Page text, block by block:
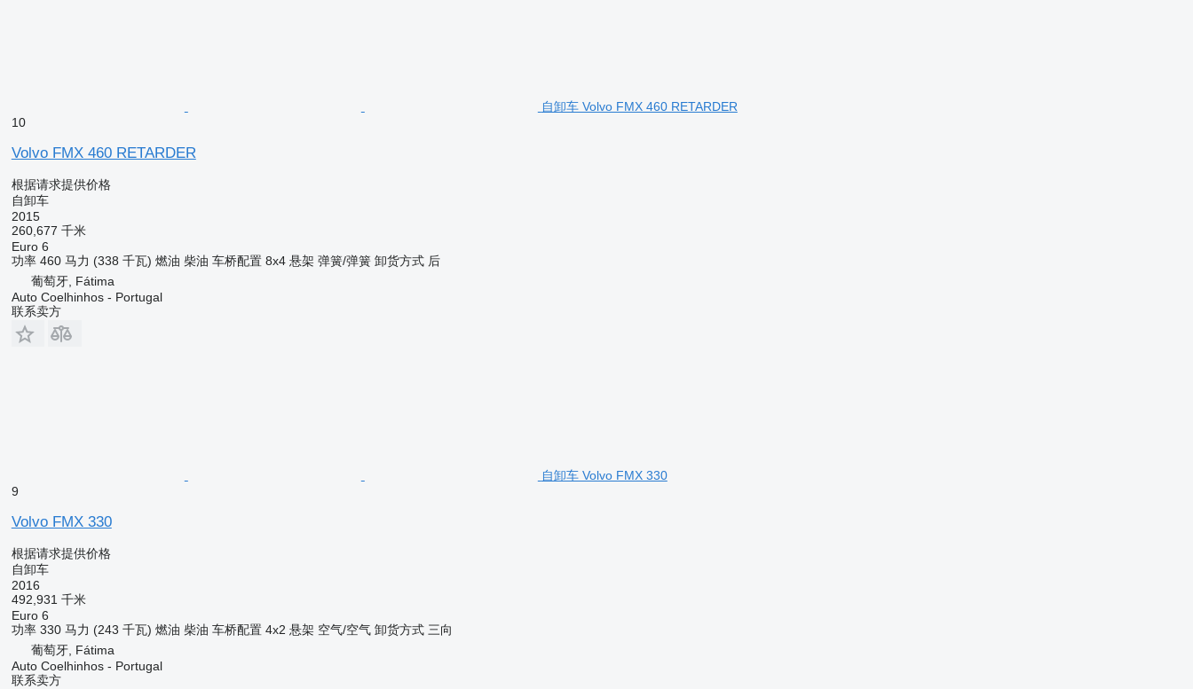
自卸车 Volvo FMX 460 RETARDER
10
Volvo FMX 460 RETARDER
根据请求提供价格
自卸车
2015
260,677 千米
Euro 6
功率 460 马力 (338 千瓦) 燃油 柴油 车桥配置 8x4 悬架 弹簧/弹簧 卸货方式 后
葡萄牙, Fátima
Auto Coelhinhos - Portugal
联系卖方
自卸车 Volvo FMX 330
9
Volvo FMX 330
根据请求提供价格
自卸车
2016
492,931 千米
Euro 6
功率 330 马力 (243 千瓦) 燃油 柴油 车桥配置 4x2 悬架 空气/空气 卸货方式 三向
葡萄牙, Fátima
Auto Coelhinhos - Portugal
联系卖方